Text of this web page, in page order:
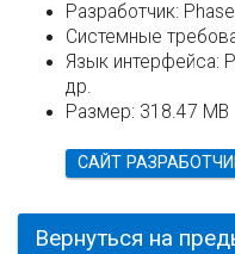
Разработчик:
Системные
Язык интерфейса:
др.
Размер: 318.47 MB
САЙТ
Вернуться на